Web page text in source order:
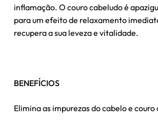
inflamação. O couro cabeludo é
para um efeito de relaxamento
recupera a sua leveza e vitalidade.
BENEFÍCIOS
Elimina as impurezas do cabelo e couro